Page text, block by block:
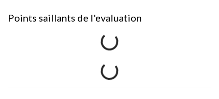
Points saillants de l'evaluation